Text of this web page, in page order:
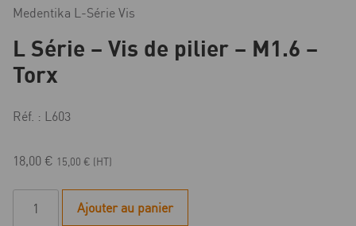
Medentika L-Série Vis
L Série – Vis de pilier – M1.6 –
Torx
Réf. : L603
18,00 € 15,00 € (HT)
Ajouter au panier